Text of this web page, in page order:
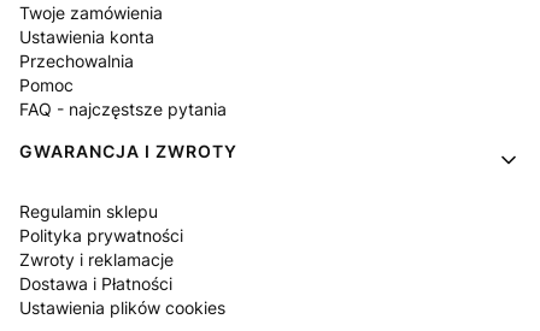
Twoje zamówienia
Ustawienia konta
Przechowalnia
Pomoc
FAQ - najczęstsze pytania
GWARANCJA I ZWROTY
Regulamin sklepu
Polityka prywatności
Zwroty i reklamacje
Dostawa i Płatności
Ustawienia plików cookies